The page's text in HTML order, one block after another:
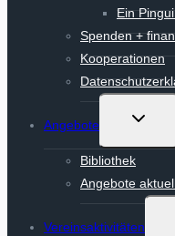
Ein
Spenden +
Kooperationen
Angebote
Bibliothek
Angebote
Vereinsaktivitäten